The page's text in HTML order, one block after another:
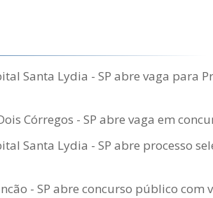
Santa Lydia - SP abre vaga para
Córregos - SP abre vaga em
Santa Lydia - SP abre processo
- SP abre concurso público com